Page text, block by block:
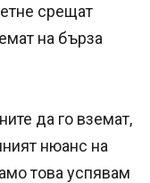
срещат
на бърза
да го вземат,
нюанс на
това успявам